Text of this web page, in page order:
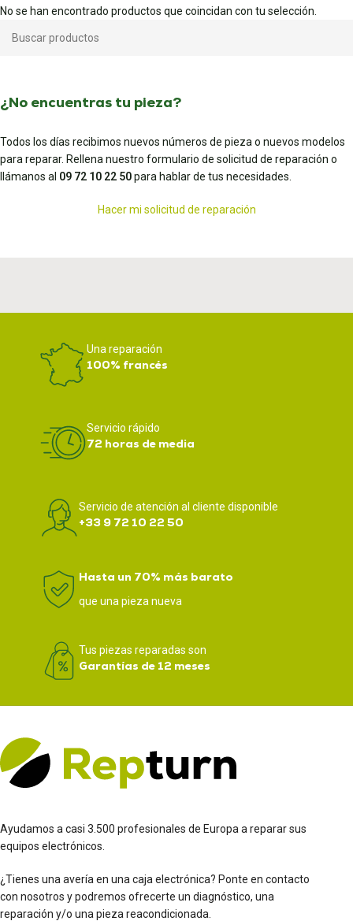
No se han encontrado productos que coincidan con tu selección.
¿No encuentras tu pieza?
Todos los días recibimos nuevos números de pieza o nuevos modelos
para reparar. Rellena nuestro formulario de solicitud de reparación o
llámanos al 09 72 10 22 50para hablar de tus necesidades.
Hacer mi solicitud de reparación
Una reparación
100% francés
Servicio rápido
72 horas de media
Servicio de atención al cliente disponible
+33 9 72 10 22 50
Hasta un 70% más barato
que una pieza nueva
Tus piezas reparadas son
Garantías de 12 meses
Ayudamos a casi 3.500 profesionales de Europa a reparar sus
equipos electrónicos.
¿Tienes una avería en una caja electrónica? Ponte en contacto
con nosotros y podremos ofrecerte un diagnóstico, una
reparación y/o una pieza reacondicionada.